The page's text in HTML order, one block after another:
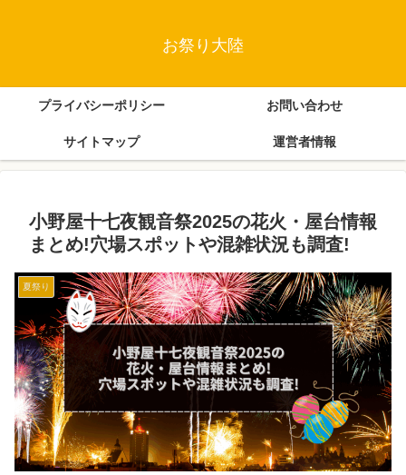
お祭り大陸
プライバシーポリシー お問い合わせ
サイトマップ 運営者情報
小野屋十七夜観音祭2025の花火・屋台情報
まとめ!穴場スポットや混雑状況も調査!
夏祭り